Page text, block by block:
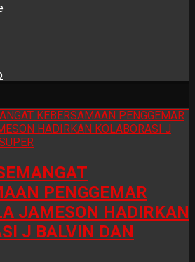
PENGGEMAR
JAMESON HADIRKAN
J BALVIN DAN